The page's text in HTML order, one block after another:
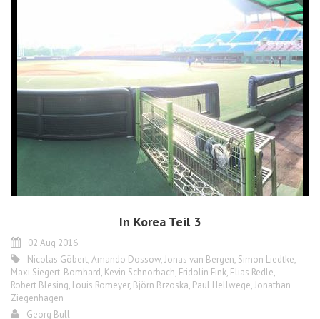
In Korea Teil 3
02 Aug 2016
Nicolas Göbert,Amando Dossow,Jonas van Bergen, Simon Liedtke,
Maxi Siegert-Bomhard, Kevin Schnorbach, Fridolin Fink, Elias Redle,
Robert Blesing, Louis Romeyer, Björn Brzoska, Paul Hellwege,Jonathan
Ziegenhagen
Georg Bull